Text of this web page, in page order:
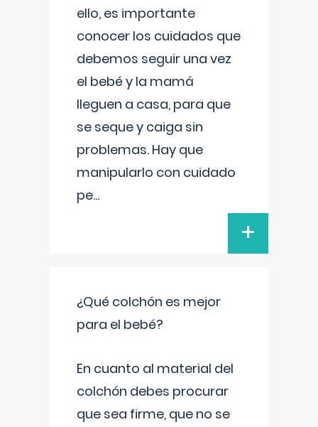
ello, es importante
conocer los cuidados que
debemos seguir una vez
el bebé y la mamá
lleguen a casa, para que
se seque y caiga sin
problemas. Hay que
manipularlo con cuidado
pe...
+
¿Qué colchón es mejor
para el bebé?
En cuanto al material del
colchón debes procurar
que sea firme, que no se